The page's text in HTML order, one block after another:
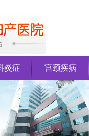
炎症 宫颈疾病